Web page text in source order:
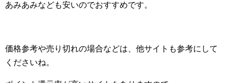
あみあみなども安いのでおすすめです。
価格参考や売り切れの場合などは、他サイトも参考にして
くださいね。